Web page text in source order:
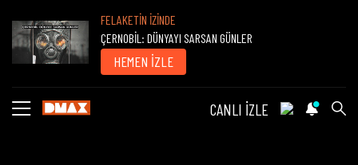
FELAKETİN İZİNDE
ÇERNOBİL: DÜNYAYI SARSAN GÜNLER
HEMEN İZLE
CANLI İZLE